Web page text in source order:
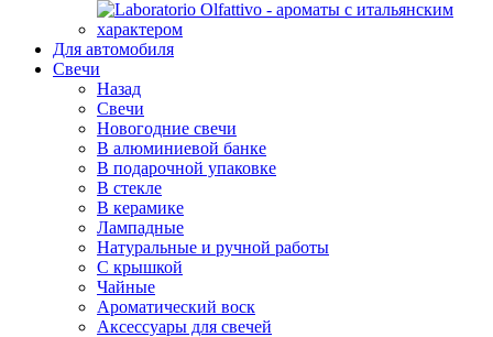
Для автомобиля
Свечи
Назад
Свечи
Новогодние свечи
В алюминиевой банке
В подарочной упаковке
В стекле
В керамике
Лампадные
Натуральные и ручной работы
С крышкой
Чайные
Ароматический воск
Аксессуары для свечей